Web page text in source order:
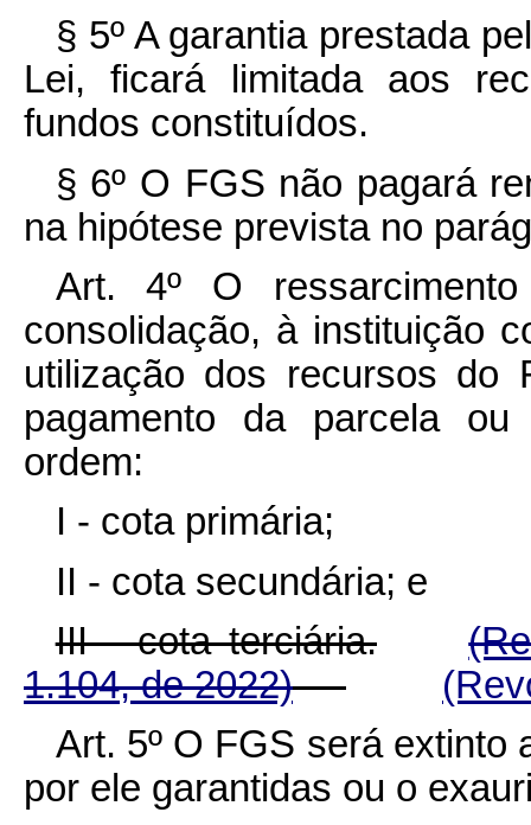
§ 5º A garantia prestada
Lei, ficará limitada aos
fundos constituídos.
§ 6º O FGS não pagará
na hipótese prevista no
Art. 4º O
consolidação, à instituição
utilização dos recursos
pagamento da parcela
ordem:
I - cota primária;
II - cota secundária; e
III - cota terciária.
1.104, de 2022)
Art. 5º O FGS será extinto
por ele garantidas ou o